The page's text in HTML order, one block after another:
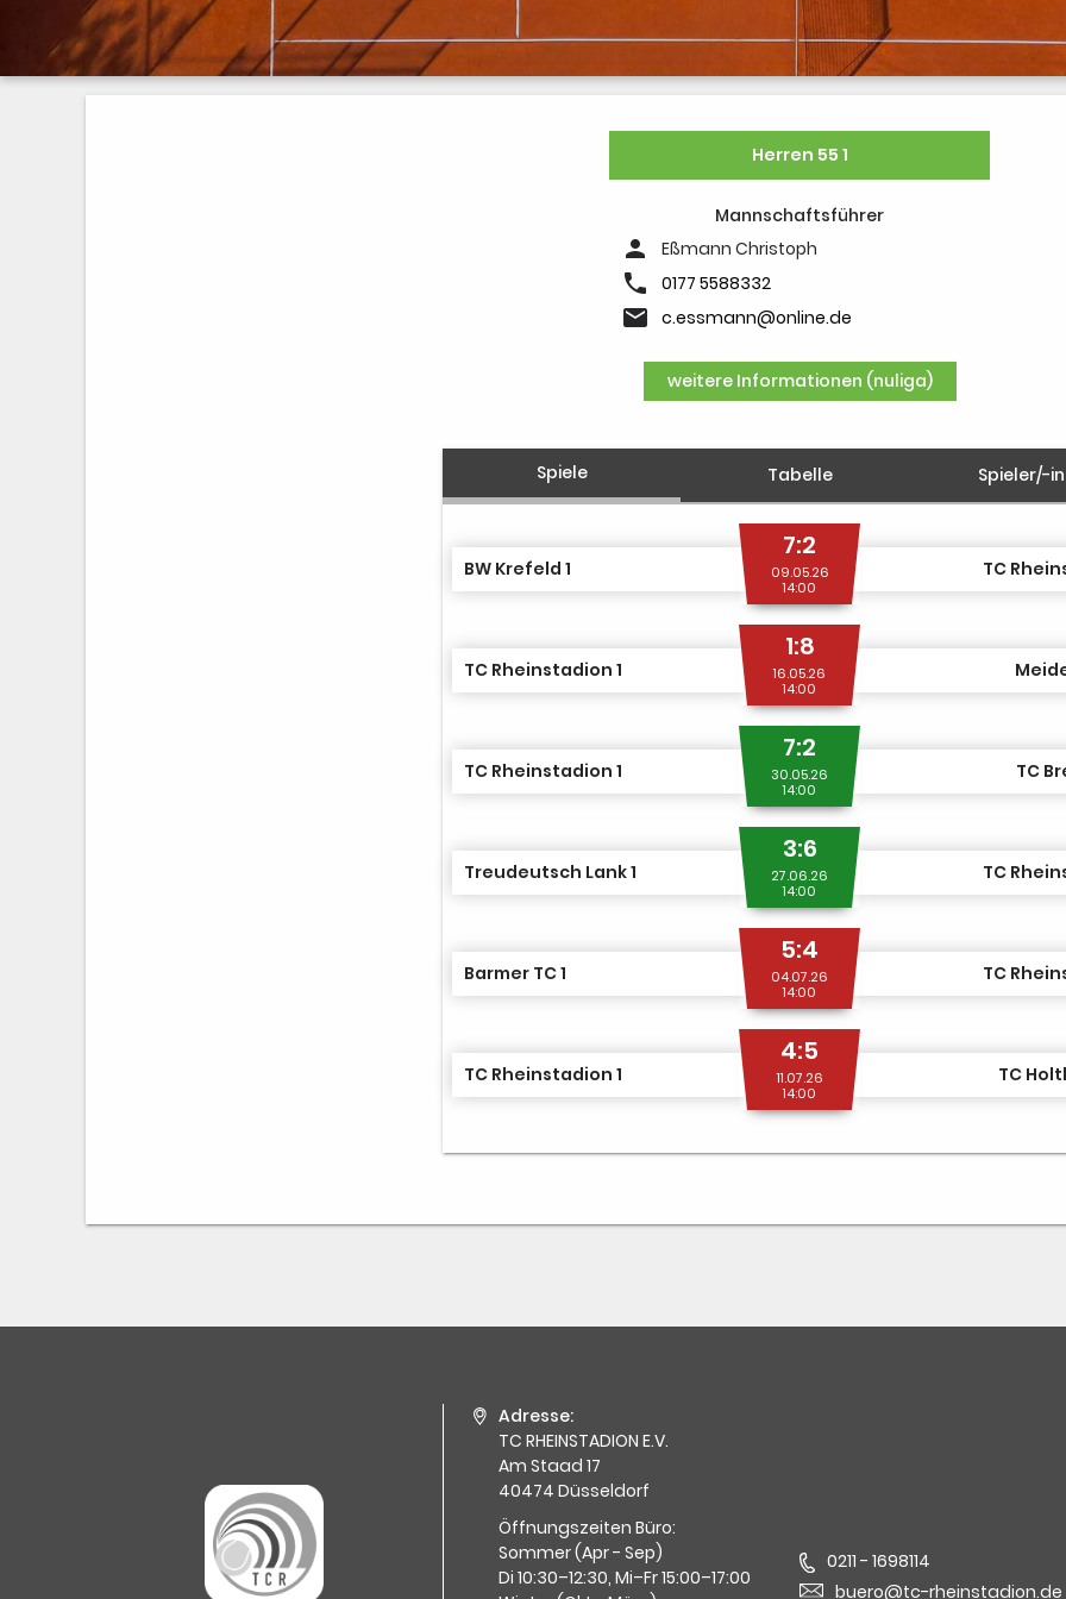
Herren 55 1
Mannschaftsführer
person Eßmann Christoph
phone 0177 5588332
email c.essmann@online.de
weitere Informationen (nuliga)
Spiele Tabelle Spieler/-
BW Krefeld 1
7:2
09.05.26
14:00
TC
TC Rheinstadion 1
1:8
16.05.26
14:00
TC Rheinstadion 1
7:2
30.05.26
14:00
TC
Treudeutsch Lank 1
3:6
27.06.26
14:00
TC
Barmer TC 1
5:4
04.07.26
14:00
TC
TC Rheinstadion 1
4:5
11.07.26
14:00
TC
Adresse:
TC RHEINSTADION E.V.
Am Staad 17
40474 Düsseldorf
Öffnungszeiten Büro:
Sommer (Apr - Sep)
Di 10:30–12:30, Mi–Fr 15:00–17:00
0211 - 1698114
buero@tc-rheinstadion.de